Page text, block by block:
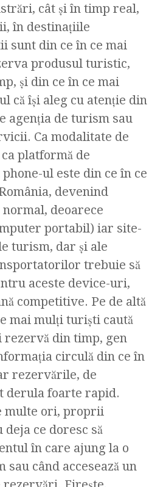
cât și în timp real,
în destinațiile
sunt din ce în ce mai
produsul turistic,
şi din ce în ce mai
că îşi aleg cu atenţie din
agenţia de turism sau
Ca modalitate de
platformă de
ul este din ce în ce
devenind
normal, deoarece
portabil) iar site-
turism, dar şi ale
trebuie să
aceste device-uri,
competitive. Pe de altă
mai mulţi turişti caută
rezervă din timp, gen
circulă din ce în
rezervările, de
derula foarte rapid.
multe ori, proprii
deja ce doresc să
în care ajung la o
sau când accesează un